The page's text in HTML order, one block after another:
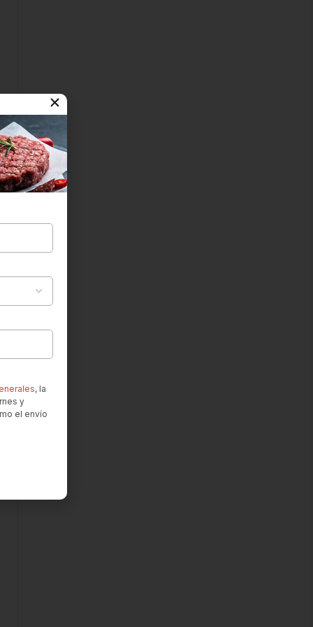
, la
y
el envío